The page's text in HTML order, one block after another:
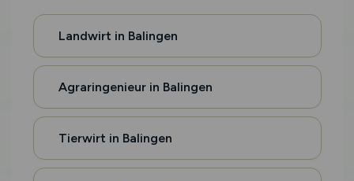
Landwirt in Balingen
Agraringenieur in Balingen
Tierwirt in Balingen